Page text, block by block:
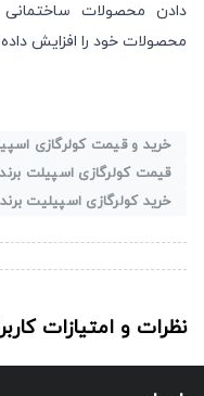
دادن محصولات
محصولات خود را افزایش
خرید و قیمت کولرگازی اسپیلیت
قیمت کولرگازی اسپیلت برند
خرید کولرگازی اسپیلیت برند
نظرات و امتیازات